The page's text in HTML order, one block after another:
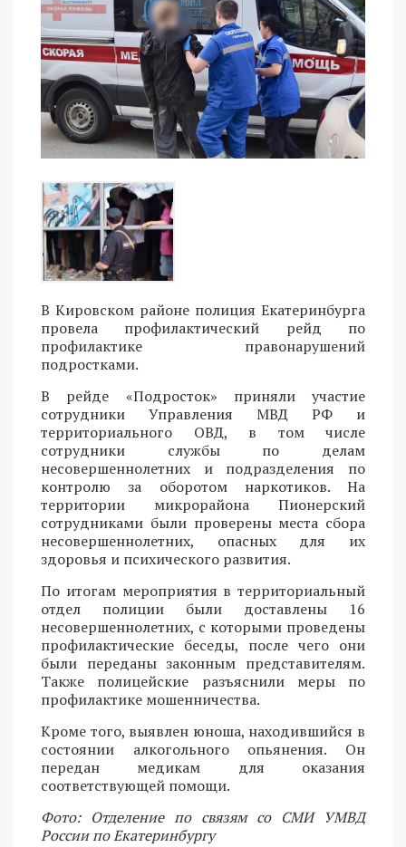
В Кировском районе полиция Екатеринбурга
провела профилактический рейд по
профилактике правонарушений
подростками.
В рейде «Подросток» приняли участие
сотрудники Управления МВД РФ и
территориального ОВД, в том числе
сотрудники службы по делам
несовершеннолетних и подразделения по
контролю за оборотом наркотиков. На
территории микрорайона Пионерский
сотрудниками были проверены места сбора
несовершеннолетних, опасных для их
здоровья и психического развития.
По итогам мероприятия в территориальный
отдел полиции были доставлены 16
несовершеннолетних, с которыми проведены
профилактические беседы, после чего они
были переданы законным представителям.
Также полицейские разъяснили меры по
профилактике мошенничества.
Кроме того, выявлен юноша, находившийся в
состоянии алкогольного опьянения. Он
передан медикам для оказания
соответствующей помощи.
Фото: Отделение по связям со СМИ УМВД
России по Екатеринбургу